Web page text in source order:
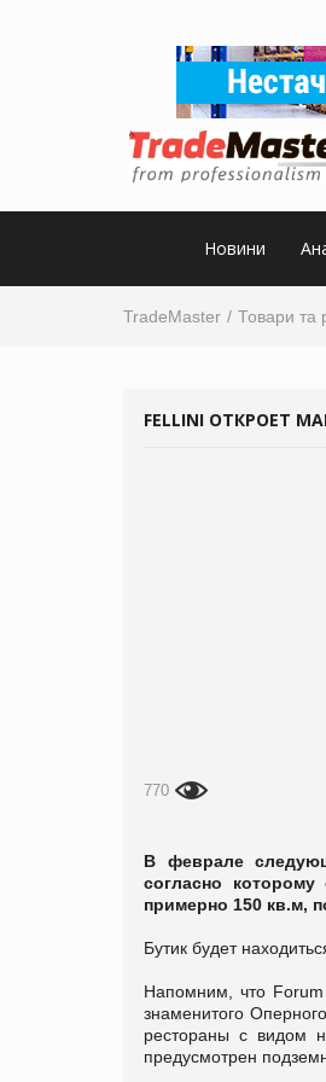
Новини
TradeMaster Товари та
FELLINI ОТКРОЕТ
770
В феврале
согласно
примерно 150 кв.м,
Бутик будет
Напомним, что
знаменитого
рестораны с видом
предусмотрен